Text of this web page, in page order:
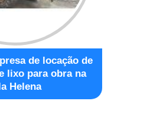
de locação de
lixo para obra na
Helena